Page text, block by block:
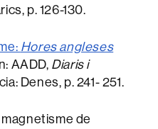
p. 126-130.
Hores angleses
AADD, Diaris i
Denes, p. 241- 251.
de